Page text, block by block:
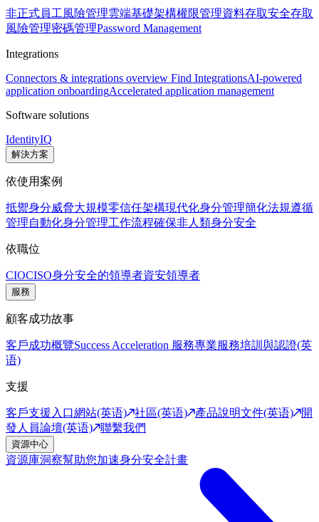
非正式員工風險管理雲端基礎架構權限管理資料存取安全存取
風險管理密碼管理Password Management
Integrations
Connectors & integrations overview Find IntegrationsAI-powered
application onboardingAccelerated application management
Software solutions
IdentityIQ
解決方案
依使用案例
抵禦身分威脅大規模零信任架構現代化身分管理簡化法規遵循
管理自動化身分管理工作流程確保非人類身分安全
依職位
CIOCISO身分安全的領導者資安領導者
服務
顧客成功故事
客戶成功概覽Success Acceleration 服務專業服務培訓與認證(英
语)
支援
客戶支援入口網站(英语) 社區(英语) 產品說明文件(英语)
開
發人員論壇(英语)
聯繫我們
資源中心
資源庫洞察幫助您加速身分安全計畫